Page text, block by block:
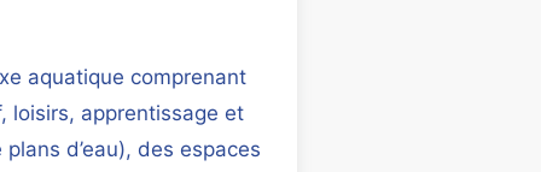
aquatique comprenant
loisirs, apprentissage et
d’eau), des espaces